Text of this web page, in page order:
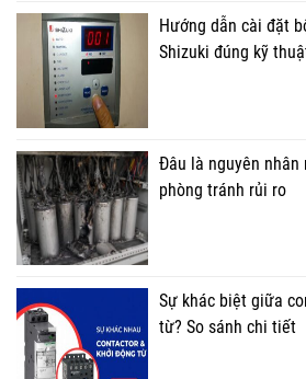
Hướng dẫn cài đặt
Shizuki đúng kỹ
Đâu là nguyên nhân
phòng tránh rủi ro
Sự khác biệt giữa
từ? So sánh chi tiết